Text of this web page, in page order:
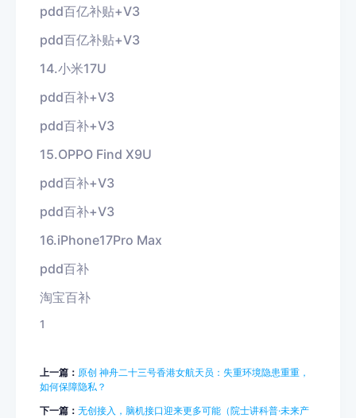
pdd百亿补贴+V3
pdd百亿补贴+V3
14.小米17U
pdd百补+V3
pdd百补+V3
15.OPPO Find X9U
pdd百补+V3
pdd百补+V3
16.iPhone17Pro Max
pdd百补
淘宝百补
1
上一篇： 原创 神舟二十三号香港女航天员：失重环境隐患重重，
如何保障隐私？
下一篇： 无创接入，脑机接口迎来更多可能（院士讲科普·未来产